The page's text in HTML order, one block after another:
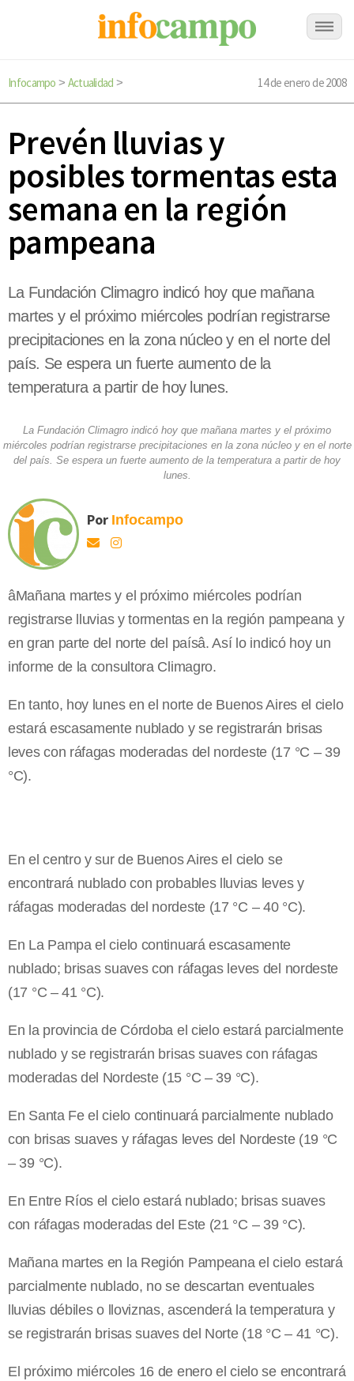
Infocampo > Actualidad > 14 de enero de 2008
Prevén lluvias y
posibles tormentas esta
semana en la región
pampeana
La Fundación Climagro indicó hoy que mañana
martes y el próximo miércoles podrían registrarse
precipitaciones en la zona núcleo y en el norte del
país. Se espera un fuerte aumento de la
temperatura a partir de hoy lunes.
La Fundación Climagro indicó hoy que mañana martes y el próximo
miércoles podrían registrarse precipitaciones en la zona núcleo y en el norte
del país. Se espera un fuerte aumento de la temperatura a partir de hoy
lunes.
Por Infocampo
âMañana martes y el próximo miércoles podrían
registrarse lluvias y tormentas en la región pampeana y
en gran parte del norte del paísâ. Así lo indicó hoy un
informe de la consultora Climagro.
En tanto, hoy lunes en el norte de Buenos Aires el cielo
estará escasamente nublado y se registrarán brisas
leves con ráfagas moderadas del nordeste (17 °C – 39
°C).
En el centro y sur de Buenos Aires el cielo se
encontrará nublado con probables lluvias leves y
ráfagas moderadas del nordeste (17 °C – 40 °C).
En La Pampa el cielo continuará escasamente
nublado; brisas suaves con ráfagas leves del nordeste
(17 °C – 41 °C).
En la provincia de Córdoba el cielo estará parcialmente
nublado y se registrarán brisas suaves con ráfagas
moderadas del Nordeste (15 °C – 39 °C).
En Santa Fe el cielo continuará parcialmente nublado
con brisas suaves y ráfagas leves del Nordeste (19 °C
– 39 °C).
En Entre Ríos el cielo estará nublado; brisas suaves
con ráfagas moderadas del Este (21 °C – 39 °C).
Mañana martes en la Región Pampeana el cielo estará
parcialmente nublado, no se descartan eventuales
lluvias débiles o lloviznas, ascenderá la temperatura y
se registrarán brisas suaves del Norte (18 °C – 41 °C).
El próximo miércoles 16 de enero el cielo se encontrará